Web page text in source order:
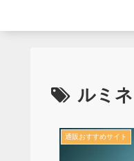
ルミネ
通販おすすめサイト